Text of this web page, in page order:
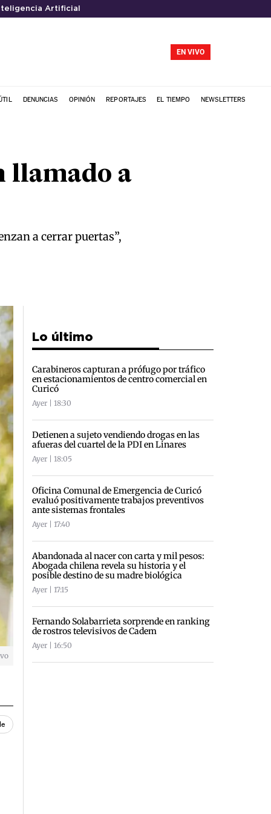
Artificial
EN VIVO
DENUNCIAS OPINIÓN REPORTAJES EL TIEMPO NEWSLETTERS
llamado a
a cerrar puertas”,
Lo último
Carabineros capturan a prófugo por tráfico
en estacionamientos de centro comercial en
Curicó
Ayer | 18:30
Detienen a sujeto vendiendo drogas en las
afueras del cuartel de la PDI en Linares
Ayer | 18:05
Oficina Comunal de Emergencia de Curicó
evaluó positivamente trabajos preventivos
ante sistemas frontales
Ayer | 17:40
Abandonada al nacer con carta y mil pesos:
Abogada chilena revela su historia y el
posible destino de su madre biológica
Ayer | 17:15
Fernando Solabarrieta sorprende en ranking
de rostros televisivos de Cadem
Ayer | 16:50